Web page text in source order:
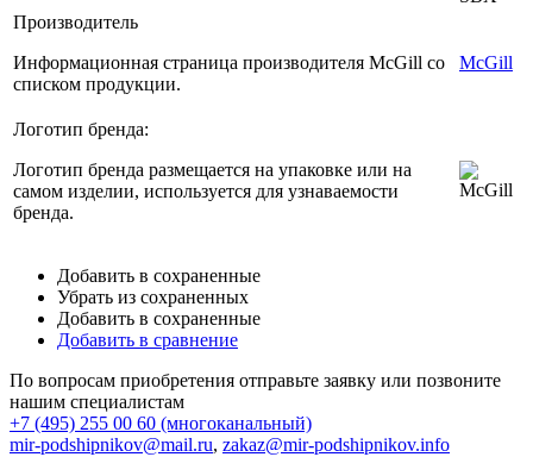
Производитель
Информационная страница производителя McGill со
списком продукции.
McGill
Логотип бренда:
Логотип бренда размещается на упаковке или на
самом изделии, используется для узнаваемости
бренда.
Добавить в сохраненные
Убрать из сохраненных
Добавить в сохраненные
Добавить в сравнение
По вопросам приобретения отправьте заявку или позвоните
нашим специалистам
+7 (495) 255 00 60 (многоканальный)
mir-podshipnikov@mail.ru, zakaz@mir-podshipnikov.info